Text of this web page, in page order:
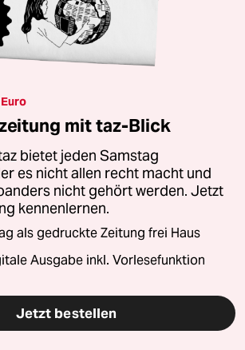
mit taz-Blick
bietet jeden Samstag
es nicht allen recht macht und
nicht gehört werden. Jetzt
kennenlernen.
als gedruckte Zeitung frei Haus
Ausgabe inkl. Vorlesefunktion
Jetzt bestellen